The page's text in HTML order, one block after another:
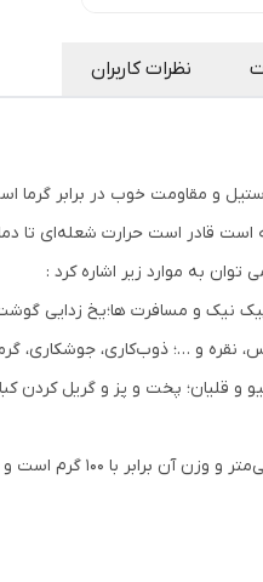
نظرات کاربران
و مقاومت خوب در برابر گرما
شعله‌ای تا دمای 1300 درجه سانتیگراد تولید
به موارد زیر اشاره کرد :
نیک و مسافرت ها؛یخ زدایی
نقره و …؛ ذوب‌کاری، جوشکاری،
و قلیان؛ پخت و پز و گریل کردن